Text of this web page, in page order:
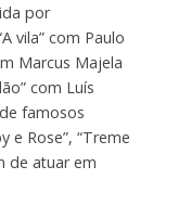
por
vila” com Paulo
Marcus Majela
com Luís
famosos
e Rose”, “Treme
de atuar em